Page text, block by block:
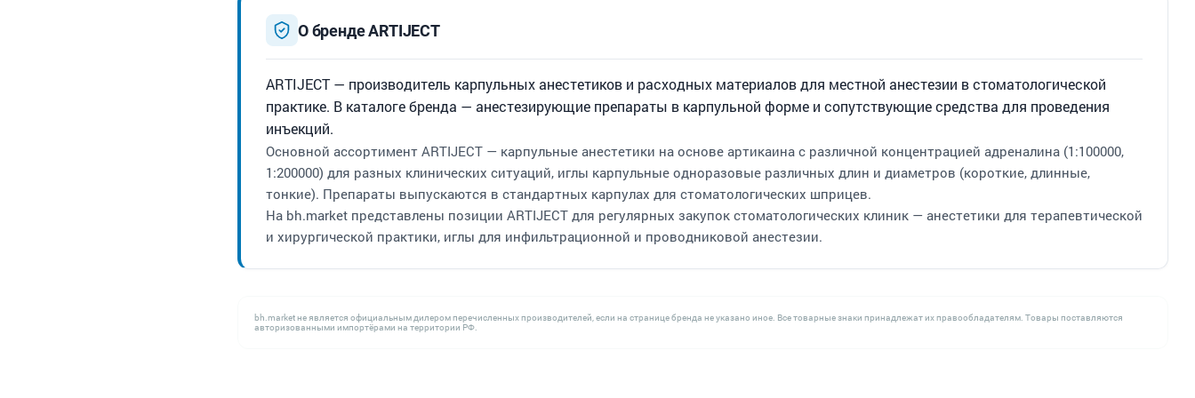
О бренде ARTIJECT
ARTIJECT — производитель карпульных анестетиков и расходных материалов для местной анестезии в стоматологической
практике. В каталоге бренда — анестезирующие препараты в карпульной форме и сопутствующие средства для проведения
инъекций.
Основной ассортимент ARTIJECT — карпульные анестетики на основе артикаина с различной концентрацией адреналина (1:100000,
1:200000) для разных клинических ситуаций, иглы карпульные одноразовые различных длин и диаметров (короткие, длинные,
тонкие). Препараты выпускаются в стандартных карпулах для стоматологических шприцев.
На bh.market представлены позиции ARTIJECT для регулярных закупок стоматологических клиник — анестетики для терапевтической
и хирургической практики, иглы для инфильтрационной и проводниковой анестезии.
bh.market не является официальным дилером перечисленных производителей, если на странице бренда не указано иное. Все товарные знаки принадлежат их правообладателям. Товары поставляются
авторизованными импортёрами на территории РФ.